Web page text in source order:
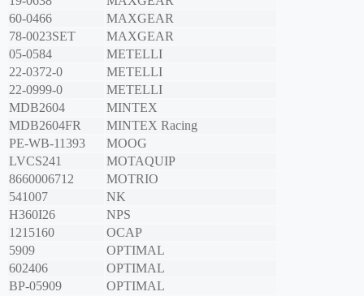
60-0466
MAXGEAR
78-0023SET
MAXGEAR
05-0584
METELLI
22-0372-0
METELLI
22-0999-0
METELLI
MDB2604
MINTEX
MDB2604FR
MINTEX Racing
PE-WB-11393
MOOG
LVCS241
MOTAQUIP
8660006712
MOTRIO
541007
NK
H360I26
NPS
1215160
OCAP
5909
OPTIMAL
602406
OPTIMAL
BP-05909
OPTIMAL